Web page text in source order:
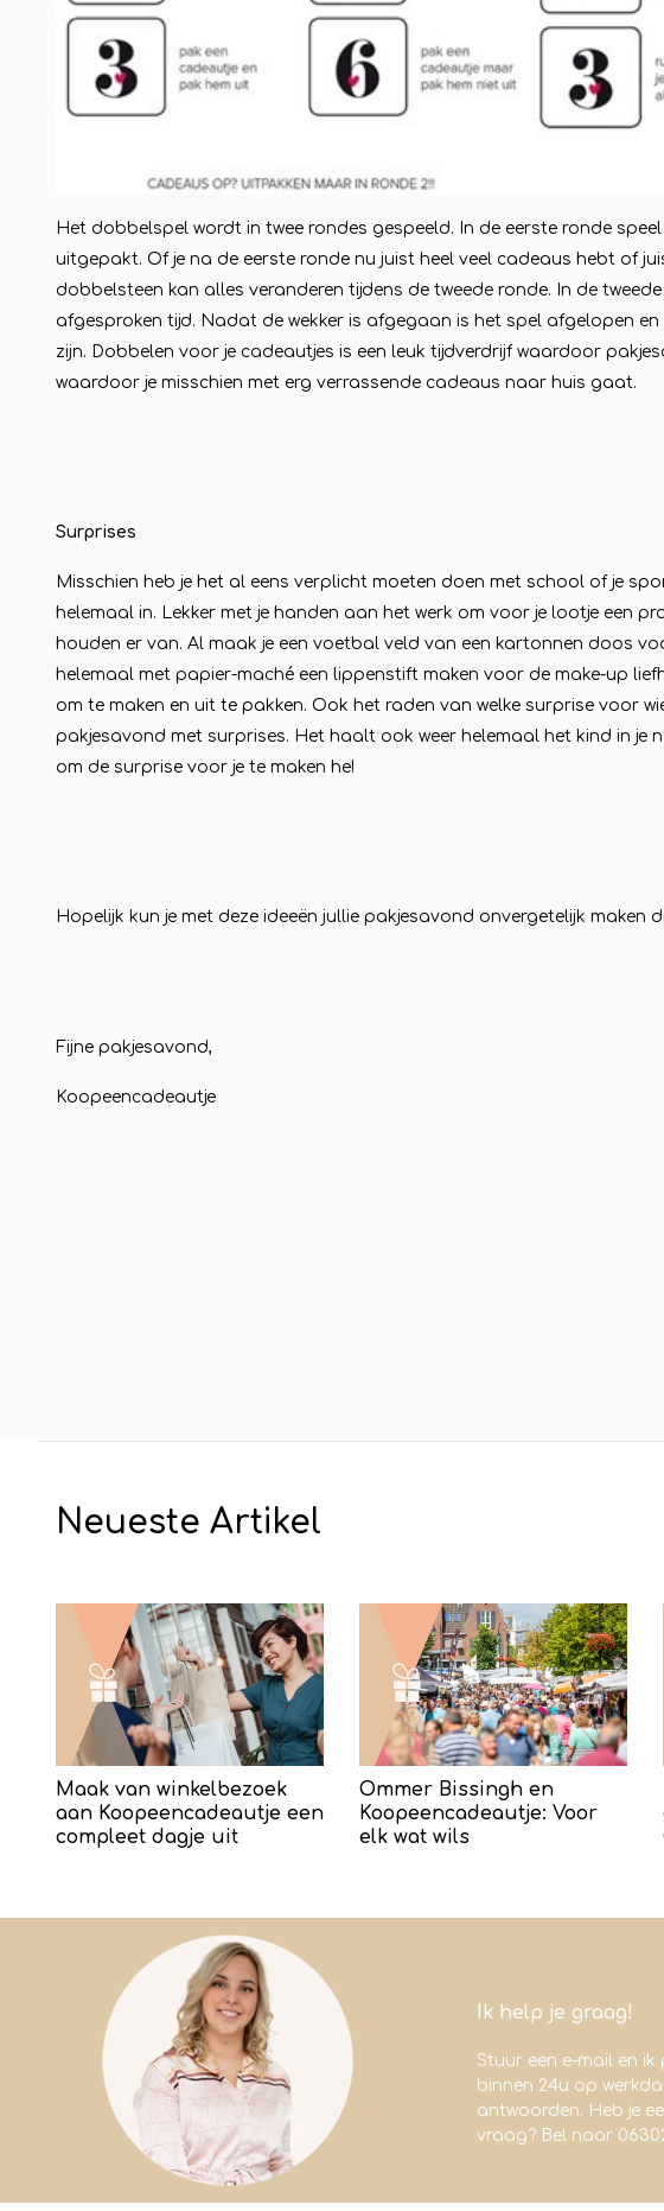
Het dobbelspel wordt in twee rondes gespeeld. In de eerste ronde
uitgepakt. Of je na de eerste ronde nu juist heel veel cadeaus hebt of
dobbelsteen kan alles veranderen tijdens de tweede ronde. In de
afgesproken tijd. Nadat de wekker is afgegaan is het spel afgelopen en
zijn. Dobbelen voor je cadeautjes is een leuk tijdverdrijf waardoor
waardoor je misschien met erg verrassende cadeaus naar huis gaat.
Surprises
Misschien heb je het al eens verplicht moeten doen met school of je
helemaal in. Lekker met je handen aan het werk om voor je lootje een
houden er van. Al maak je een voetbal veld van een kartonnen doos
helemaal met papier-maché een lippenstift maken voor de make-up
om te maken en uit te pakken. Ook het raden van welke surprise voor
pakjesavond met surprises. Het haalt ook weer helemaal het kind in je
om de surprise voor je te maken he!
Hopelijk kun je met deze ideeën jullie pakjesavond onvergetelijk maken
Fijne pakjesavond,
Koopeencadeautje
Neueste Artikel
Maak van winkelbezoek
aan Koopeencadeautje een
compleet dagje uit
Ommer Bissingh en
Koopeencadeautje: Voor
elk wat wils
Ik help je graag!
Stuur een e-mail en ik
binnen 24u op
antwoorden. Heb je
vraag? Bel naar